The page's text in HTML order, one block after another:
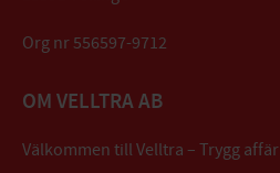
Org nr 556597-9712
OM VELLTRA AB
Välkommen till Velltra – Trygg